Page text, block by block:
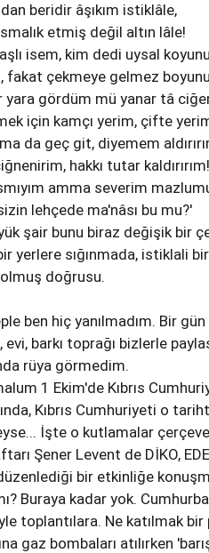
beridir âşıkım istiklâle,
etmiş değil altın lâle!
isem, kim dedi uysal
fakat çekmeye gelmez
yara gördüm mü yanar tâ
için kamçı yerim, çifte
da geç git, diyemem
hakkı tutar kaldırırım!
amma severim
lehçede ma'nâsı bu mu?'
şair bunu biraz değişik bir
yerlere sığınmada, istiklali
doğrusu.
ben hiç yanılmadım. Bir
barkı toprağı bizlerle
rüya görmedim.
1 Ekim'de Kıbrıs
Kıbrıs Cumhuriyeti o
İşte o kutlamalar
Şener Levent de DİKO,
bir etkinliğe
Buraya kadar yok.
toplantılara. Ne katılmak
gaz bombaları atılırken